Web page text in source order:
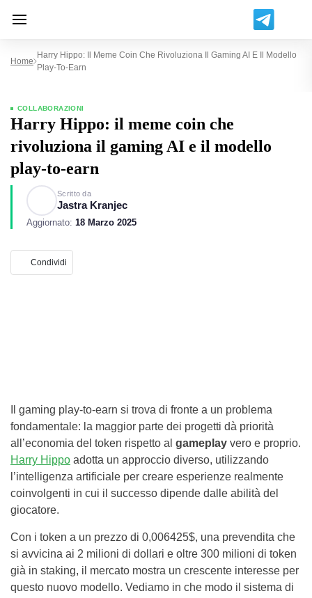
Home
Harry Hippo: Il Meme Coin Che Rivoluziona Il Gaming AI E Il Modello
Play-To-Earn
COLLABORAZIONI
Harry Hippo: il meme coin che
rivoluziona il gaming AI e il modello
play-to-earn
Scritto da
Jastra Kranjec
Aggiornato: 18 Marzo 2025
Condividi
Il gaming play-to-earn si trova di fronte a un problema
fondamentale: la maggior parte dei progetti dà priorità
all’economia del token rispetto al gameplay vero e proprio.
Harry Hippo adotta un approccio diverso, utilizzando
l’intelligenza artificiale per creare esperienze realmente
coinvolgenti in cui il successo dipende dalle abilità del
giocatore.
Con i token a un prezzo di 0,006425$, una prevendita che
si avvicina ai 2 milioni di dollari e oltre 300 milioni di token
già in staking, il mercato mostra un crescente interesse per
questo nuovo modello. Vediamo in che modo il sistema di